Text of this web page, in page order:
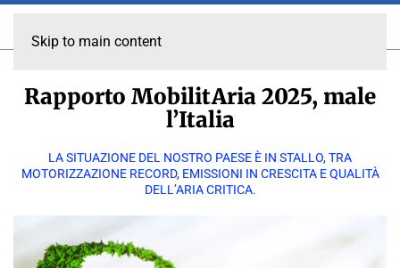
Skip to main content
Rapporto MobilitAria 2025, male
l’Italia
LA SITUAZIONE DEL NOSTRO PAESE È IN STALLO, TRA
MOTORIZZAZIONE RECORD, EMISSIONI IN CRESCITA E QUALITÀ
DELL’ARIA CRITICA.